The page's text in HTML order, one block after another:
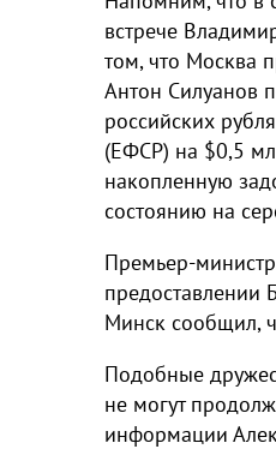
встрече
том, что Москва
Антон Силуанов
российских
(ЕФСР) на $0,5
накопленную
состоянию на
Премьер-
предоставлении
Минск сообщил,
Подобные
не могут
информации